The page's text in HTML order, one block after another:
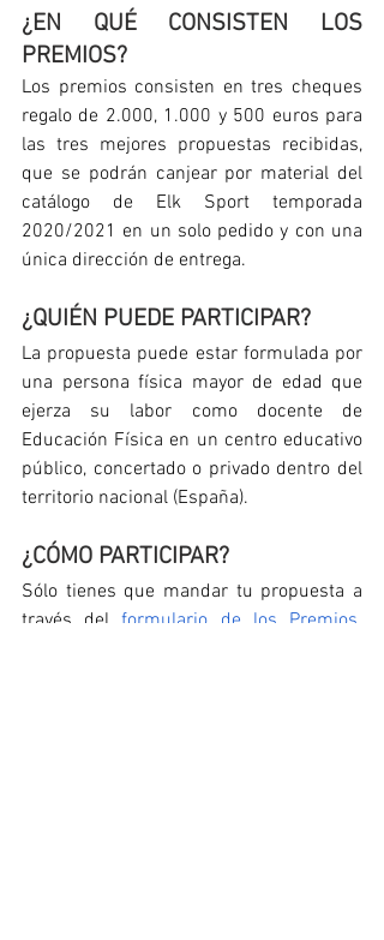
¿EN QUÉ CONSISTEN LOS
PREMIOS?
Los premios consisten en tres cheques
regalo de 2.000, 1.000 y 500 euros para
las tres mejores propuestas recibidas,
que se podrán canjear por material del
catálogo de Elk Sport temporada
2020/2021 en un solo pedido y con una
única dirección de entrega.
¿QUIÉN PUEDE PARTICIPAR?
La propuesta puede estar formulada por
una persona física mayor de edad que
ejerza su labor como docente de
Educación Física en un centro educativo
público, concertado o privado dentro del
territorio nacional (España).
¿CÓMO PARTICIPAR?
Sólo tienes que mandar tu propuesta a
través del formulario de los Premios